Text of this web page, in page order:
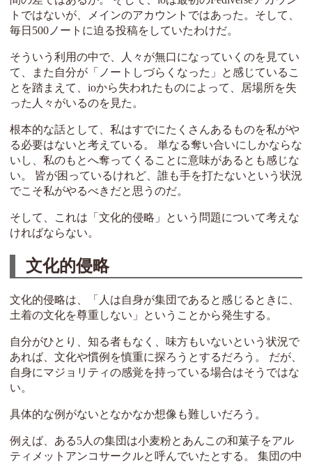
トではないが、メインのアカウントではあった。そして、
毎日500ノートに迫る投稿をしていたわけだ。
そういう利用の中で、人々が無口になっていくのを見てい
て、また自分が「ノートしづらくなった」と感じているこ
とを踏まえて、ioから失われたものによって、居場所を失
った人々がいるのを見た。
根本的な話として、私はすでにたくさんあるものを私がや
る必要はないと考えている。 単なる奪い合いにしかならな
いし、私のもとへ奪ってくることに意味があるとも感じな
い。 皆が困っているけれど、誰も手を打たないという状況
でこそ私がやるべきだと思うのだ。
そして、これは「文化的侵略」という問題について考えな
ければならない。
文化的侵略
文化的侵略は、「人は自身が集団であると感じるときに、
土着の文化を尊重しない」ということから発生する。
自分がひとり、知る者もなく、味方もいないという状況で
あれば、文化や慣例を慎重に探ろうとするだろう。 だが、
自身にマジョリティの感覚を持っている場合はそうではな
い。
具体的な例がないとなかなか想像も難しいだろう。
例えば、ある5人の集団は小麦粉とあんこの和菓子をアル
ティメットアンコサークルと呼んでいたとする。 集団の中